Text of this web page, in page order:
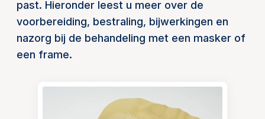
past. Hieronder leest u meer over de
voorbereiding, bestraling, bijwerkingen en
nazorg bij de behandeling met een masker of
een frame.